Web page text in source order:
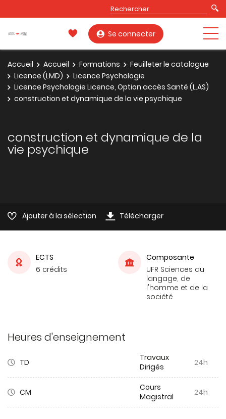
Se connecter
Accueil Accueil Formations
Feuilleter le catalogue
Licence (LMD)
Licence Psychologie
Licence Psychologie Licence, Option accès Santé (L.AS)
construction et dynamique de la vie psychique
construction et dynamique de la
vie psychique
Ajouter à la sélection Télécharger
ECTS
6 crédits
Composante
UFR Sciences du
langage, de
l'homme et de la
société
Heures d'enseignement
TD
Travaux
Dirigés
24h
CM
Cours
Magistral
24h